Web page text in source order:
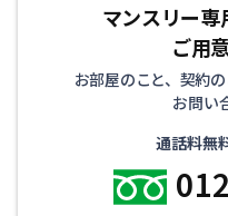
マンスリー専
ご用
お部屋のこと、契約
お問い
通話料無